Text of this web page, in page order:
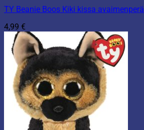
TY Beanie Boos Kiki kissa avaimenperä
4,99 €